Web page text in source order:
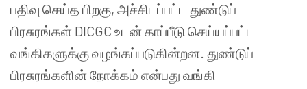
பதிவு செய்த பிறகு, அச்சிடப்பட்ட துண்டுப்
பிரசுரங்கள் DICGC உடன் காப்பீடு செய்யப்பட்ட
வங்கிகளுக்கு வழங்கப்படுகின்றன. துண்டுப்
பிரசுரங்களின் நோக்கம் என்பது வங்கி